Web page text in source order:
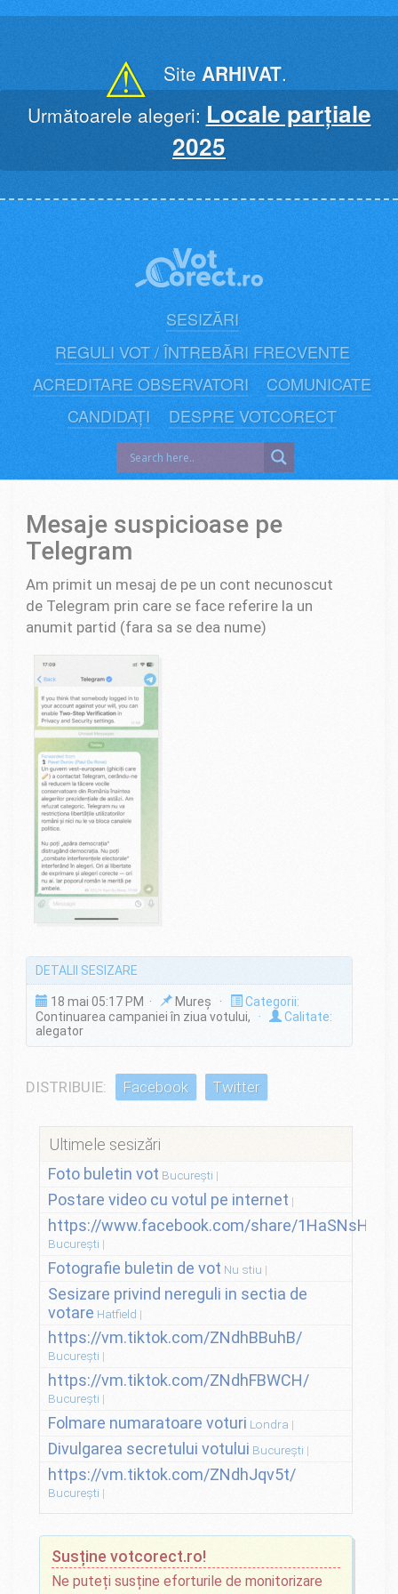
⚠ Site ARHIVAT.
Următoarele alegeri: Locale parțiale
2025
SESIZĂRI
REGULI VOT / ÎNTREBĂRI FRECVENTE
ACREDITARE OBSERVATORI
COMUNICATE
CANDIDAȚI
DESPRE VOTCORECT
Mesaje suspicioase pe
Telegram
Am primit un mesaj de pe un cont necunoscut
de Telegram prin care se face referire la un
anumit partid (fara sa se dea nume)
DETALII SESIZARE
18 mai 05:17 PM · Mureș ·
Categorii:
Continuarea campaniei în ziua votului,
·
Calitate:
alegator
DISTRIBUIE: Facebook Twitter
Ultimele sesizări
Foto buletin vot București
Postare video cu votul pe internet
https://www.facebook.com/share/
București
Fotografie buletin de vot Nu stiu
Sesizare privind nereguli in sectia de
votare Hatfield
https://vm.tiktok.com/ZNdhBBuhB/
București
https://vm.tiktok.com/ZNdhFBWCH/
București
Folmare numaratoare voturi Londra
Divulgarea secretului votului București
https://vm.tiktok.com/ZNdhJqv5t/
București
Susține votcorect.ro!
Ne puteți susține eforturile de monitorizare